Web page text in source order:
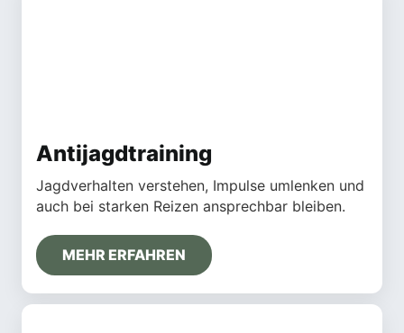
Antijagdtraining
Jagdverhalten verstehen, Impulse umlenken und
auch bei starken Reizen ansprechbar bleiben.
MEHR ERFAHREN